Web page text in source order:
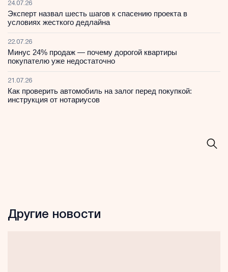
24.07.26
Эксперт назвал шесть шагов к спасению проекта в
условиях жесткого дедлайна
22.07.26
Минус 24% продаж — почему дорогой квартиры
покупателю уже недостаточно
21.07.26
Как проверить автомобиль на залог перед покупкой:
инструкция от нотариусов
Другие новости